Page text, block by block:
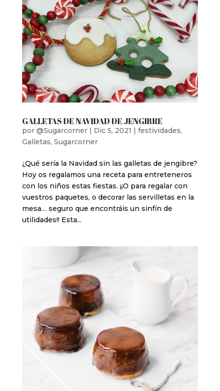
GALLETAS DE NAVIDAD DE JENGIBRE
por @Sugarcorner| Dic 5, 2021 | festividades,
Galletas, Sugarcorner
¿Qué sería la Navidad sin las galletas de jengibre?
Hoy os regalamos una receta para entreteneros
con los niños estas fiestas. ¡¡O para regalar con
vuestros paquetes, o decorar las servilletas en la
mesa… seguro que encontráis un sinfín de
utilidades!! Esta...